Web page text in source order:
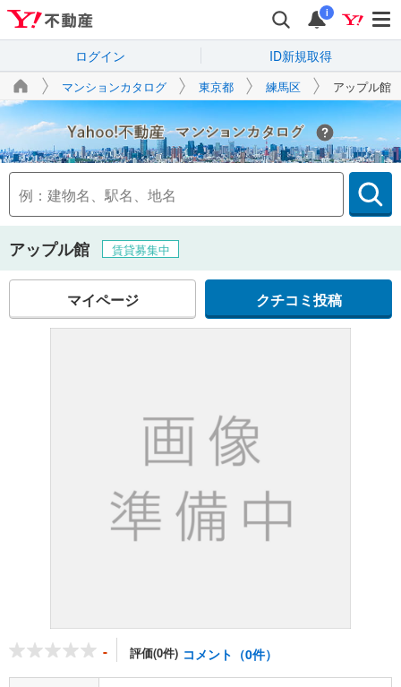
i
ログイン ID新規取得
マンションカタログ 東京都 練馬区 アップル館
Yahoo!不動産
アップル館 賃貸募集中
マイページ クチコミ投稿
- 評価(0件) コメント（0件）